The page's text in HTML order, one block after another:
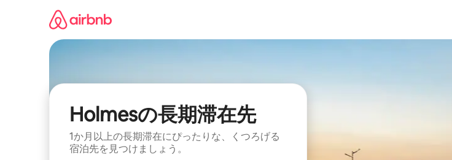
Holmesの長期滞在先
1か月以上の長期滞在にぴったりな、くつろげる
宿泊先を見つけましょう。